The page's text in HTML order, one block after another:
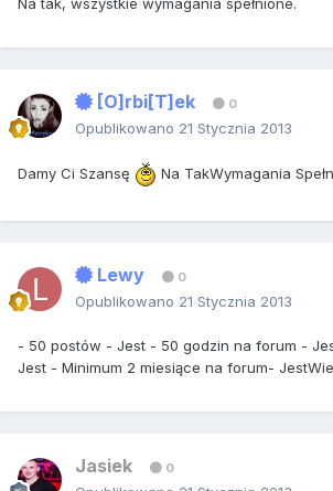
Na tak, wszystkie wymagania spełnione.
[O]rbi[T]ek 0
Opublikowano 21 Stycznia 2013
Damy Ci Szansę Na TakWymagania
Lewy 0
Opublikowano 21 Stycznia 2013
- 50 postów - Jest - 50 godzin na forum -
Jest - Minimum 2 miesiące na forum-
Jasiek 0